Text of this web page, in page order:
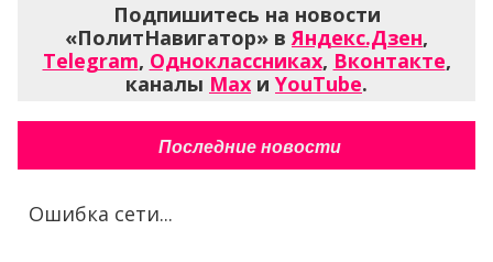
Подпишитесь на новости
«ПолитНавигатор» вЯндекс.Дзен,
Telegram, Одноклассниках, Вконтакте,
каналы Max и YouTube.
Последние новости
Ошибка сети...